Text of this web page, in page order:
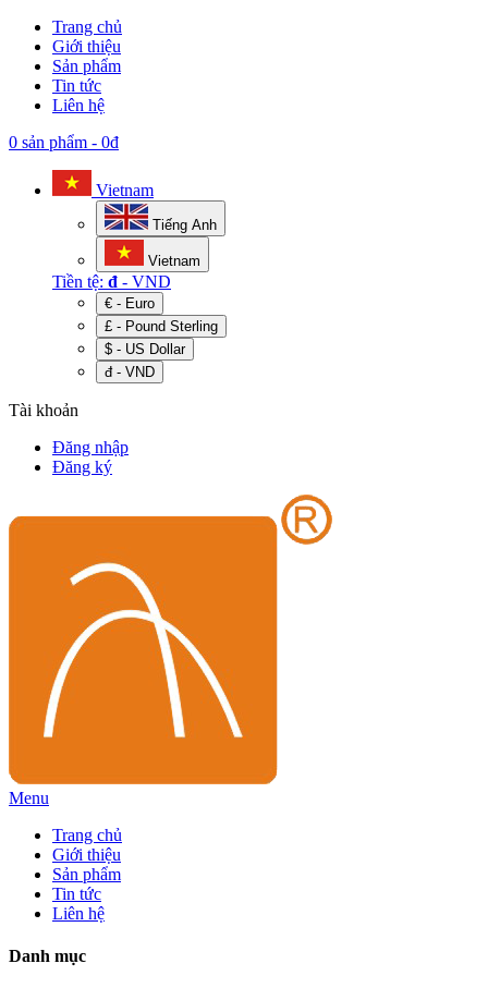
Trang chủ
Giới thiệu
Sản phẩm
Tin tức
Liên hệ
0 sản phẩm - 0đ
Vietnam
Tiếng Anh
Vietnam
Tiền tệ: đ - VND
€ - Euro
£ - Pound Sterling
$ - US Dollar
đ - VND
Tài khoản
Đăng nhập
Đăng ký
Menu
Trang chủ
Giới thiệu
Sản phẩm
Tin tức
Liên hệ
Danh mục